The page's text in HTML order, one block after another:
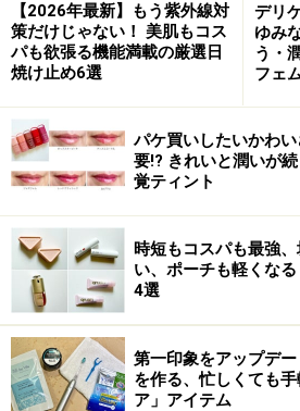
ナチュラルアイメイクの
「自分のよさを引き出すメイク」
ク」なので、まずは自分のチャー
ことが先決ですが、今回は一重・
い瞳がきれいに見えるメイクを伝授
まぶたに奥行きを出して瞳をキレイ
1：白目をきれいに見せる
白目を強調するために、漆黒のア
キワに引きます。そして、黒目の
【2026年最新】もう紫外線対
策だけじゃない！ 美肌もコス
パも欲張る機能満載の厳選日
焼け止め6選
デリ
ゆみ
う・
フェ
パケ買いしたいかわ
要!? きれいと潤いが
覚ティント
時短もコスパも最強
い、ポーチも軽くなる
4選
第一印象をアップデ
を作る、忙しくても
ア」アイテム